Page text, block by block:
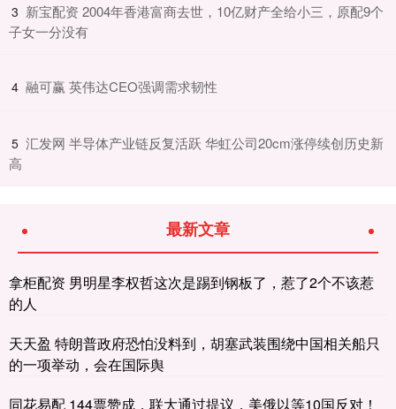
3 ​新宝配资 2004年香港富商去世，10亿财产全给小三，原配9个
子女一分没有
4 ​融可赢 英伟达CEO强调需求韧性
5 ​汇发网 半导体产业链反复活跃 华虹公司20cm涨停续创历史新
高
最新文章
拿柜配资 男明星李权哲这次是踢到钢板了，惹了2个不该惹
的人
天天盈 特朗普政府恐怕没料到，胡塞武装围绕中国相关船只
的一项举动，会在国际舆
同花易配 144票赞成，联大通过提议，美俄以等10国反对！